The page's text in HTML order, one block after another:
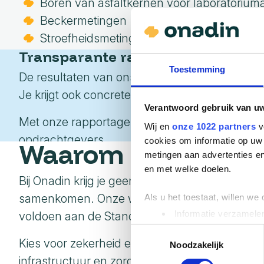
Toestemming
Verantwoord gebruik van
Wij en onze 1022 partners
cookies om informatie op
metingen aan advertenties
en met welke doelen.
Als u het toestaat, willen we
Informatie
Uw apparaat
Lees meer over hoe uw
toestemming op elk
Noodzakelijk
Beckermetingen
Stroefheidsmetingen (SRT)
Transparante rapportages die
De resultaten van ons onderzoek vatten we
Je krijgt ook concrete aanbevelingen waar je
Met onze rapportages toon je eenvoudig
opdrachtgevers.
Waarom kies je
Bij Onadin krijg je geen standaard analyse.
samenkomen. Onze werkwijze garandeert
voldoen aan de Standaard RAW Bepalingen
Kies voor zekerheid en innovatie. Investeer
infrastructuur en zorg je voor wegen die niet